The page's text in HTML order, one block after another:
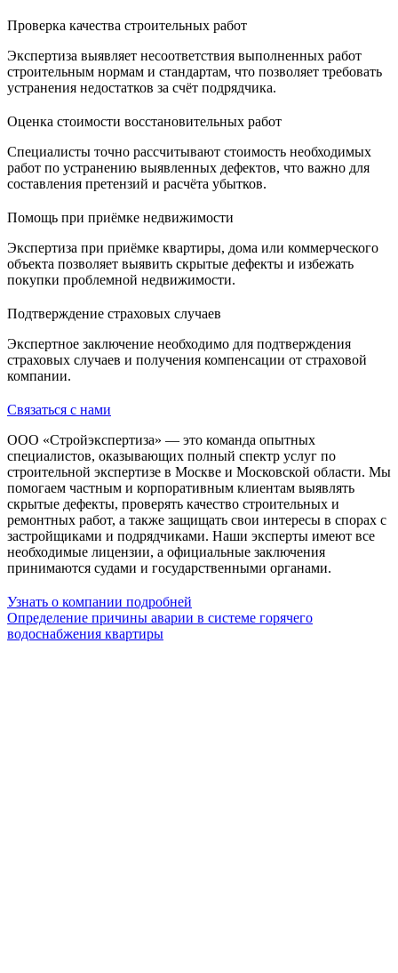
Проверка качества строительных работ
Экспертиза выявляет несоответствия выполненных работ
строительным нормам и стандартам, что позволяет требовать
устранения недостатков за счёт подрядчика.
Оценка стоимости восстановительных работ
Специалисты точно рассчитывают стоимость необходимых
работ по устранению выявленных дефектов, что важно для
составления претензий и расчёта убытков.
Помощь при приёмке недвижимости
Экспертиза при приёмке квартиры, дома или коммерческого
объекта позволяет выявить скрытые дефекты и избежать
покупки проблемной недвижимости.
Подтверждение страховых случаев
Экспертное заключение необходимо для подтверждения
страховых случаев и получения компенсации от страховой
компании.
Связаться с нами
ООО «Стройэкспертиза» — это команда опытных
специалистов, оказывающих полный спектр услуг по
строительной экспертизе в Москве и Московской области. Мы
помогаем частным и корпоративным клиентам выявлять
скрытые дефекты, проверять качество строительных и
ремонтных работ, а также защищать свои интересы в спорах с
застройщиками и подрядчиками. Наши эксперты имеют все
необходимые лицензии, а официальные заключения
принимаются судами и государственными органами.
Узнать о компании подробней
Определение причины аварии в системе горячего
водоснабжения квартиры